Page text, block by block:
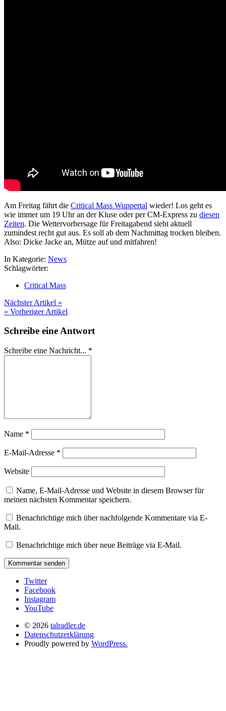
Am Freitag fährt die Critical Mass Wuppertal wieder! Los geht es
wie immer um 19 Uhr an der Kluse oder per CM-Express zu diesen
Zeiten. Die Wettervorhersage für Freitagabend sieht aktuell
zumindest recht gut aus. Es soll ab dem Nachmittag trocken bleiben.
Also: Dicke Jacke an, Mütze auf und mitfahren!
In Kategorie: News
Schlagwörter:
Critical Mass
Nächster Artikel »
« Vorheriger Artikel
Schreibe eine Antwort
Schreibe eine Nachricht... *
Name *
E-Mail-Adresse *
Website
Name, E-Mail-Adresse und Website in diesem Browser für
meinen nächsten Kommentar speichern.
Benachrichtige mich über nachfolgende Kommentare via E-
Mail.
Benachrichtige mich über neue Beiträge via E-Mail.
Twitter
Facebook
Instagram
YouTube
© 2026 talradler.de
Datenschutzerklärung
Proudly powered by WordPress.